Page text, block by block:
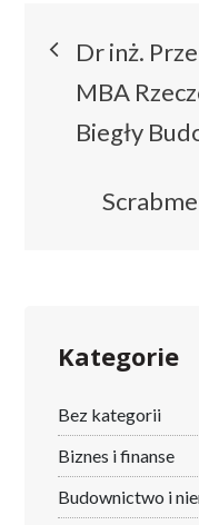
wpisu
Dr inż.
MBA
Biegły
Kategorie
Bez kategorii
Biznes i finanse
Budownictwo i